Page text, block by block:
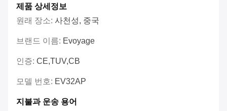
제품 상세정보
원래 장소: 사천성, 중국
브랜드 이름: Evoyage
인증: CE,TUV,CB
모델 번호: EV32AP
지불과 운송 용어